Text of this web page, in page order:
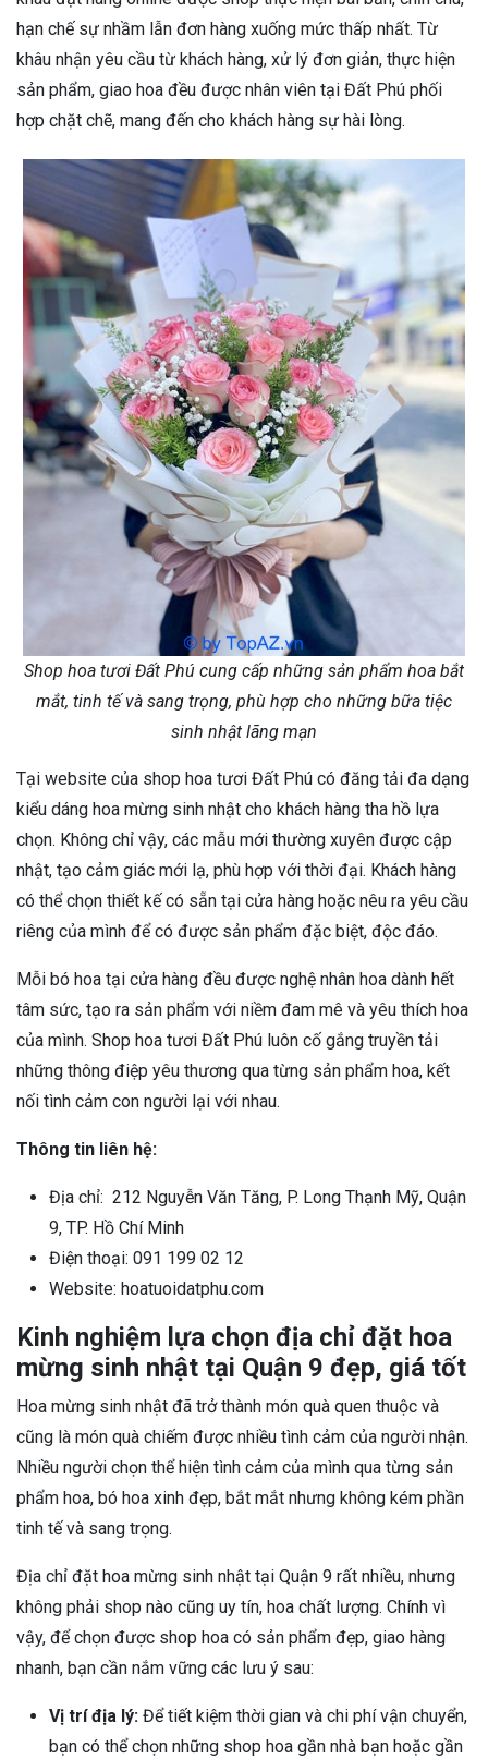
hạn chế sự nhầm lẫn đơn hàng xuống mức thấp nhất. Từ
khâu nhận yêu cầu từ khách hàng, xử lý đơn giản, thực hiện
sản phẩm, giao hoa đều được nhân viên tại Đất Phú phối
hợp chặt chẽ, mang đến cho khách hàng sự hài lòng.
Shop hoa tươi Đất Phú cung cấp những sản phẩm hoa bắt
mắt, tinh tế và sang trọng, phù hợp cho những bữa tiệc
sinh nhật lãng mạn
Tại website của shop hoa tươi Đất Phú có đăng tải đa dạng
kiểu dáng hoa mừng sinh nhật cho khách hàng tha hồ lựa
chọn. Không chỉ vậy, các mẫu mới thường xuyên được cập
nhật, tạo cảm giác mới lạ, phù hợp với thời đại. Khách hàng
có thể chọn thiết kế có sẵn tại cửa hàng hoặc nêu ra yêu cầu
riêng của mình để có được sản phẩm đặc biệt, độc đáo.
Mỗi bó hoa tại cửa hàng đều được nghệ nhân hoa dành hết
tâm sức, tạo ra sản phẩm với niềm đam mê và yêu thích hoa
của mình. Shop hoa tươi Đất Phú luôn cố gắng truyền tải
những thông điệp yêu thương qua từng sản phẩm hoa, kết
nối tình cảm con người lại với nhau.
Thông tin liên hệ:
Địa chỉ: 212 Nguyễn Văn Tăng, P. Long Thạnh Mỹ, Quận
9, TP. Hồ Chí Minh
Điện thoại: 091 199 02 12
Website: hoatuoidatphu.com
Kinh nghiệm lựa chọn địa chỉ đặt hoa
mừng sinh nhật tại Quận 9 đẹp, giá tốt
Hoa mừng sinh nhật đã trở thành món quà quen thuộc và
cũng là món quà chiếm được nhiều tình cảm của người nhận.
Nhiều người chọn thể hiện tình cảm của mình qua từng sản
phẩm hoa, bó hoa xinh đẹp, bắt mắt nhưng không kém phần
tinh tế và sang trọng.
Địa chỉ đặt hoa mừng sinh nhật tại Quận 9 rất nhiều, nhưng
không phải shop nào cũng uy tín, hoa chất lượng. Chính vì
vậy, để chọn được shop hoa có sản phẩm đẹp, giao hàng
nhanh, bạn cần nắm vững các lưu ý sau:
Vị trí địa lý: Để tiết kiệm thời gian và chi phí vận chuyển,
bạn có thể chọn những shop hoa gần nhà bạn hoặc gần